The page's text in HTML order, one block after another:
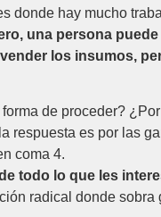
donde hay mucho
una persona
los insumos,
de proceder?
respuesta es por las
coma 4.
todo lo que les
radical donde